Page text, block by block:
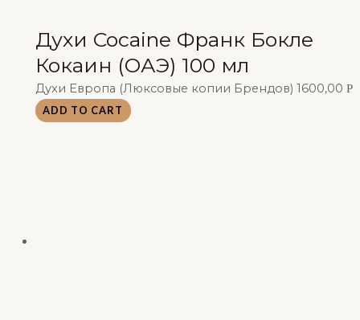
Духи Cocaine Франк Бокле
Кокаин (ОАЭ) 100 мл
Духи Европа (Люксовые копии Брендов) 1600,00 Р
ADD TO CART